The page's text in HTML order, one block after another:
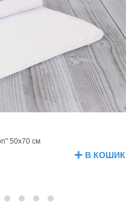
50х70 см
В КОШИК